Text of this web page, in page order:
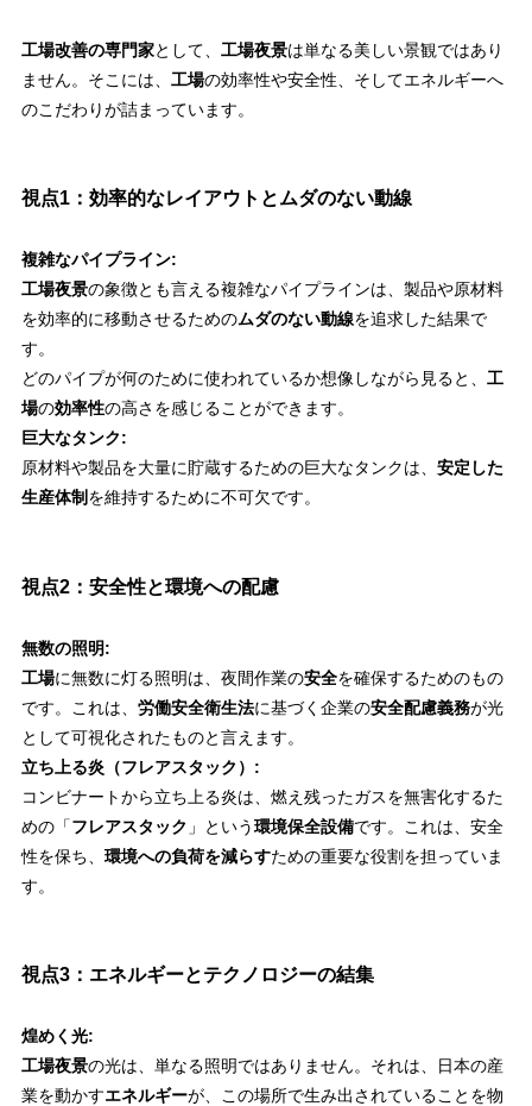
工場改善の専門家として、 工場夜景は単なる美しい景観ではあり
ません。そこには、 工場の効率性や安全性、そしてエネルギーへ
のこだわりが詰まっています。
視点1：効率的なレイアウトとムダのない動線
複雑なパイプライン:
工場夜景の象徴とも言える複雑なパイプラインは、製品や原材料
を効率的に移動させるためのムダのない動線を追求した結果で
す。
どのパイプが何のために使われているか想像しながら見ると、 工
場の効率性の高さを感じることができます。
巨大なタンク:
原材料や製品を大量に貯蔵するための巨大なタンクは、 安定した
生産体制 を維持するために不可欠です。
視点2：安全性と環境への配慮
無数の照明:
工場に無数に灯る照明は、夜間作業の安全を確保するためのもの
です。これは、 労働安全衛生法に基づく企業の安全配慮義務が光
として可視化されたものと言えます。
立ち上る炎（フレアスタック）:
コンビナートから立ち上る炎は、燃え残ったガスを無害化するた
めの「フレアスタック 」という環境保全設備です。これは、安全
性を保ち、 環境への負荷を減らすための重要な役割を担っていま
す。
視点3：エネルギーとテクノロジーの結集
煌めく光:
工場夜景の光は、単なる照明ではありません。それは、日本の産
業を動かすエネルギーが、この場所で生み出されていることを物